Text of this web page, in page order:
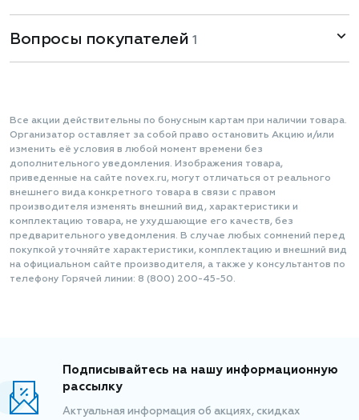
Вопросы покупателей 1
Все акции действительны по бонусным картам при наличии товара.
Организатор оставляет за собой право остановить Акцию и/или
изменить её условия в любой момент времени без
дополнительного уведомления. Изображения товара,
приведенные на сайте novex.ru, могут отличаться от реального
внешнего вида конкретного товара в связи с правом
производителя изменять внешний вид, характеристики и
комплектацию товара, не ухудшающие его качеств, без
предварительного уведомления. В случае любых сомнений перед
покупкой уточняйте характеристики, комплектацию и внешний вид
на официальном сайте производителя, а также у консультантов по
телефону Горячей линии: 8 (800) 200-45-50.
Подписывайтесь на нашу информационную
рассылку
Актуальная информация об акциях, скидках